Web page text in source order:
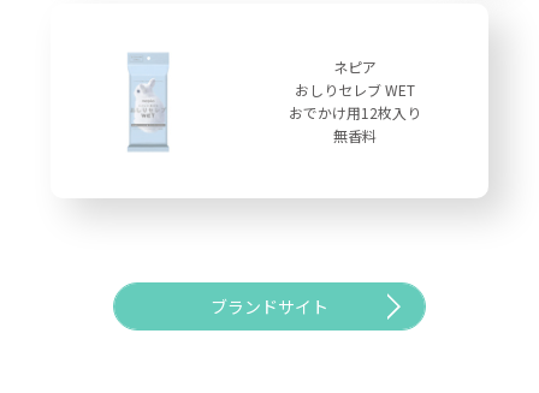
ネピア
おしりセレブ WET
おでかけ用12枚入り
無香料
ブランドサイト